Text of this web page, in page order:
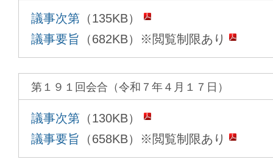
議事次第 （135KB）
議事要旨 （682KB）※閲覧制限あり
第１９１回会合（令和７年４月１７日）
議事次第 （130KB）
議事要旨 （658KB）※閲覧制限あり